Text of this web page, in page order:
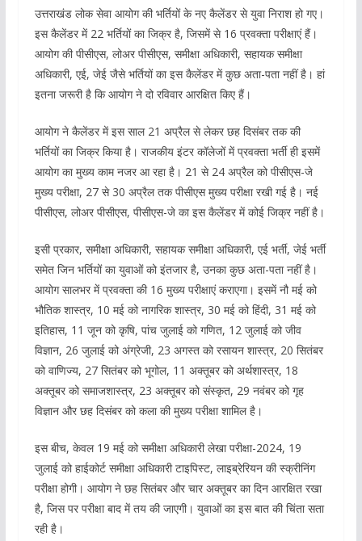
उत्तराखंड लोक सेवा आयोग की भर्तियों के नए कैलेंडर से युवा निराश हो गए।
इस कैलेंडर में 22 भर्तियों का जिक्र है, जिसमें से 16 प्रवक्ता परीक्षाएं हैं।
आयोग की पीसीएस, लोअर पीसीएस, समीक्षा अधिकारी, सहायक समीक्षा
अधिकारी, एई, जेई जैसे भर्तियों का इस कैलेंडर में कुछ अता-पता नहीं है। हां
इतना जरूरी है कि आयोग ने दो रविवार आरक्षित किए हैं।
आयोग ने कैलेंडर में इस साल 21 अप्रैल से लेकर छह दिसंबर तक की
भर्तियों का जिक्र किया है। राजकीय इंटर कॉलेजों में प्रवक्ता भर्ती ही इसमें
आयोग का मुख्य काम नजर आ रहा है। 21 से 24 अप्रैल को पीसीएस-जे
मुख्य परीक्षा, 27 से 30 अप्रैल तक पीसीएस मुख्य परीक्षा रखी गई है। नई
पीसीएस, लोअर पीसीएस, पीसीएस-जे का इस कैलेंडर में कोई जिक्र नहीं है।
इसी प्रकार, समीक्षा अधिकारी, सहायक समीक्षा अधिकारी, एई भर्ती, जेई भर्ती
समेत जिन भर्तियों का युवाओं को इंतजार है, उनका कुछ अता-पता नहीं है।
आयोग सालभर में प्रवक्ता की 16 मुख्य परीक्षाएं कराएगा। इसमें नौ मई को
भौतिक शास्त्र, 10 मई को नागरिक शास्त्र, 30 मई को हिंदी, 31 मई को
इतिहास, 11 जून को कृषि, पांच जुलाई को गणित, 12 जुलाई को जीव
विज्ञान, 26 जुलाई को अंग्रेजी, 23 अगस्त को रसायन शास्त्र, 20 सितंबर
को वाणिज्य, 27 सितंबर को भूगोल, 11 अक्तूबर को अर्थशास्त्र, 18
अक्तूबर को समाजशास्त्र, 23 अक्तूबर को संस्कृत, 29 नवंबर को गृह
विज्ञान और छह दिसंबर को कला की मुख्य परीक्षा शामिल है।
इस बीच, केवल 19 मई को समीक्षा अधिकारी लेखा परीक्षा-2024, 19
जुलाई को हाईकोर्ट समीक्षा अधिकारी टाइपिस्ट, लाइब्रेरियन की स्क्रीनिंग
परीक्षा होगी। आयोग ने छह सितंबर और चार अक्तूबर का दिन आरक्षित रखा
है, जिस पर परीक्षा बाद में तय की जाएगी। युवाओं का इस बात की चिंता सता
रही है।